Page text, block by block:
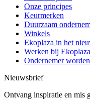
Onze principes
Keurmerken
Duurzaam
Winkels
Ekoplaza in het
Werken bij Ekoplaza
Ondernemer worden
Nieuwsbrief
Ontvang inspiratie en mis